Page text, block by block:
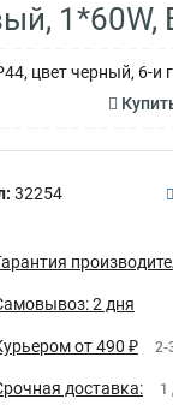
1*60W,
цвет черный, 6-
32254
2 дня
от 490 ₽ 2-
доставка: 1